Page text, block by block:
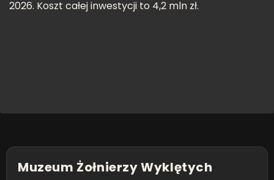
2026. Koszt całej inwestycji to 4,2 mln zł.
Muzeum Żołnierzy Wyklętych